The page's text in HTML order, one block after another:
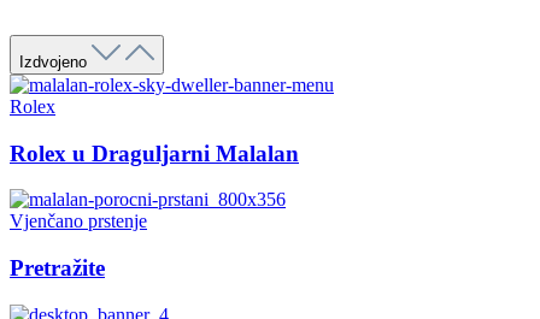
Izdvojeno
Rolex
Rolex u Draguljarni Malalan
Vjenčano prstenje
Pretražite